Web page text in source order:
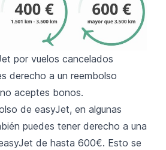
por vuelos cancelados
derecho a un reembolso
aceptes bonos.
de easyJet, en algunas
puedes tener derecho a una
de hasta 600€. Esto se